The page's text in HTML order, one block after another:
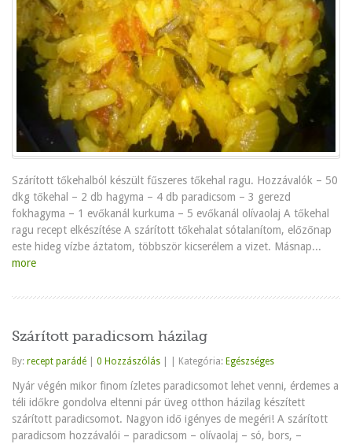
Szárított tőkehalból készült fűszeres tőkehal ragu. Hozzávalók – 50
dkg tőkehal – 2 db hagyma – 4 db paradicsom – 3 gerezd
fokhagyma – 1 evőkanál kurkuma – 5 evőkanál olívaolaj A tőkehal
ragu recept elkészítése A szárított tőkehalat sótalanítom, előzőnap
este hideg vízbe áztatom, többször kicserélem a vizet. Másnap...
more
Szárított paradicsom házilag
By:recept parádé 0 Hozzászólás Kategória:Egészséges
Nyár végén mikor finom ízletes paradicsomot lehet venni, érdemes a
téli időkre gondolva eltenni pár üveg otthon házilag készített
szárított paradicsomot. Nagyon idő igényes de megéri! A szárított
paradicsom hozzávalói – paradicsom – olívaolaj – só, bors, –